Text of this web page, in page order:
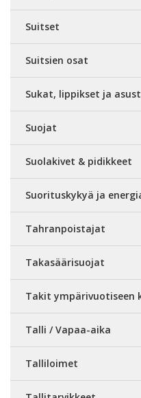
Suitset
Suitsien osat
Sukat, lippikset ja
Suojat
Suolakivet & pidikkeet
Suorituskykyä ja
Tahranpoistajat
Takasäärisuojat
Takit ympärivuotiseen
Talli / Vapaa-aika
Talliloimet